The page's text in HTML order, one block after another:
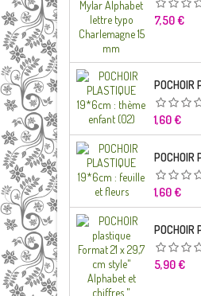
Prix
7,50 €
Prix
1,60 €
Prix
1,60 €
Prix
5,90 €